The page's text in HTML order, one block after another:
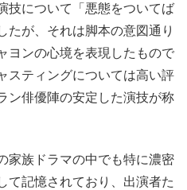
技について「悪態をついてば
たが、それは脚本の意図通り
ヨンの心境を表現したもので
スティングについては高い評
ン俳優陣の安定した演技が称
家族ドラマの中でも特に濃密
て記憶されており、出演者た